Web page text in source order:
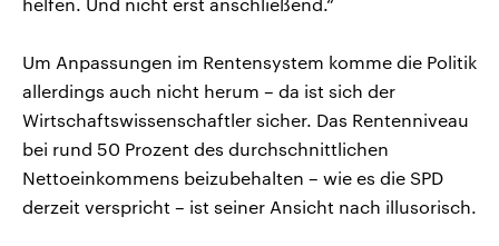
Um Anpassungen im Rentensystem komme die Politik
allerdings auch nicht herum – da ist sich der
Wirtschaftswissenschaftler sicher. Das Rentenniveau
bei rund 50 Prozent des durchschnittlichen
Nettoeinkommens beizubehalten – wie es die SPD
derzeit verspricht – ist seiner Ansicht nach illusorisch.